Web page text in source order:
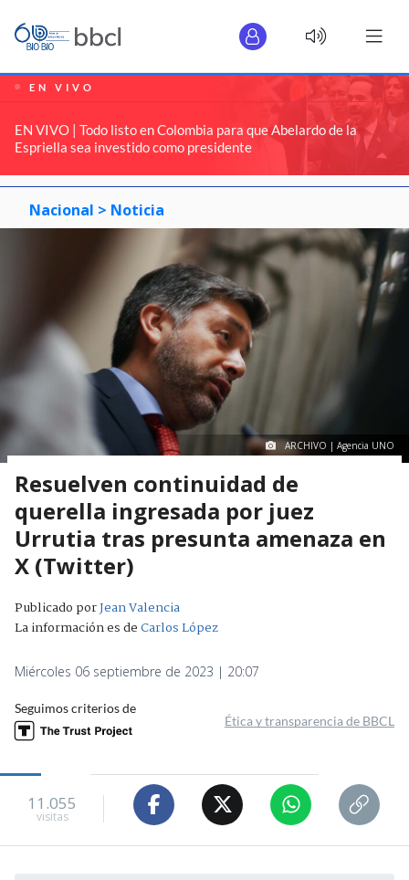
EN VIVO
EN VIVO | Todo listo en Colombia para que Abelardo de la
Espriella sea investido como presidente
Nacional > Noticia
ARCHIVO | Agencia UNO
Resuelven continuidad de
querella ingresada por juez
Urrutia tras presunta amenaza en
X (Twitter)
Publicado porJean Valencia
La información es deCarlos López
Miércoles 06 septiembre de 2023 | 20:07
Seguimos criterios de
Ética y transparencia de BBCL
11.055
visitas